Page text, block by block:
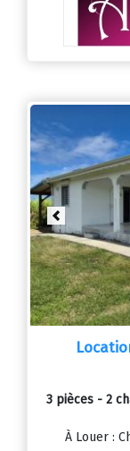
Previous
3 pièces - 2
À Louer :